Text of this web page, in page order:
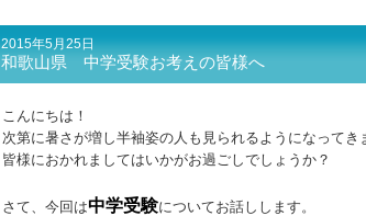
2015年5月25日
和歌山県 中学受験お考えの皆様へ
こんにちは！
次第に暑さが増し半袖姿の人も見られるようになってき
皆様におかれましてはいかがお過ごしでしょうか？
さて、今回は中学受験についてお話しします。